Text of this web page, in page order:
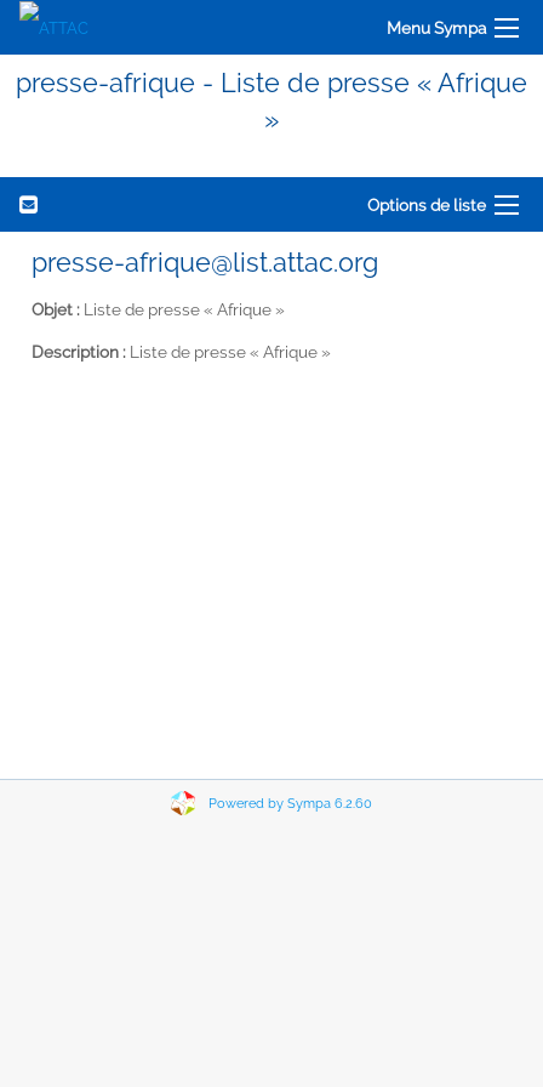
Menu Sympa
presse-afrique - Liste de presse « Afrique
»
Options de liste
presse-afrique@list.attac.org
Objet : Liste de presse « Afrique »
Description : Liste de presse « Afrique »
Powered by Sympa 6.2.60